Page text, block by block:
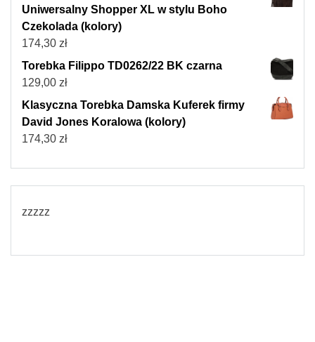
Uniwersalny Shopper XL w stylu Boho
Czekolada (kolory)
174,30 zł
Torebka Filippo TD0262/22 BK czarna
129,00 zł
Klasyczna Torebka Damska Kuferek firmy
David Jones Koralowa (kolory)
174,30 zł
zzzzz